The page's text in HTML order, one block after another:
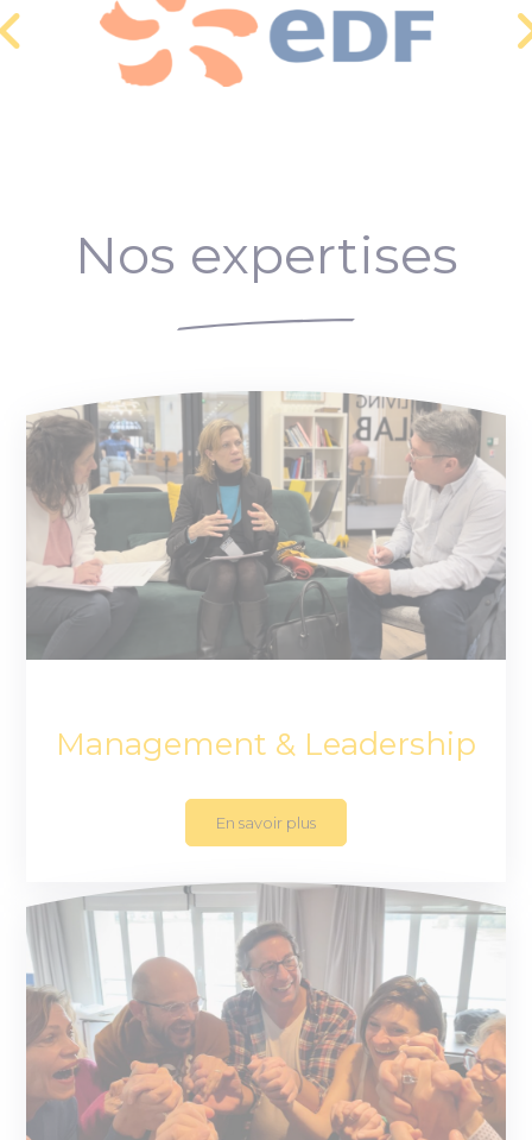
Nos expertises
Management & Leadership
En savoir plus